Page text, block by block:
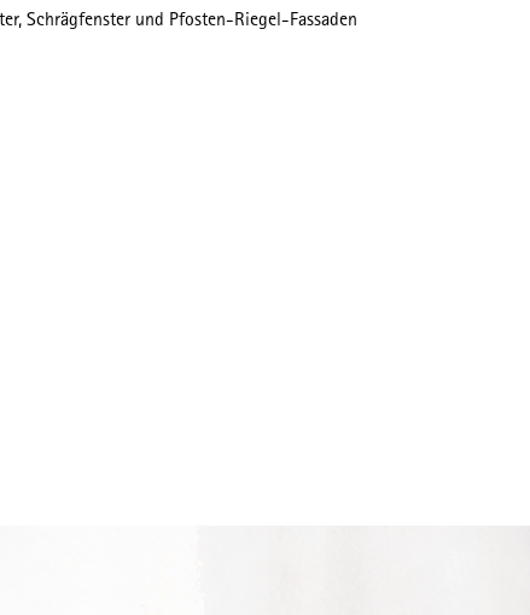
Schrägfenster und Pfosten-Riegel-Fassaden